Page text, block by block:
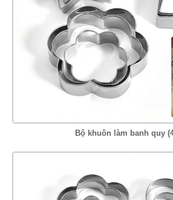
Bộ khuôn làm banh quy